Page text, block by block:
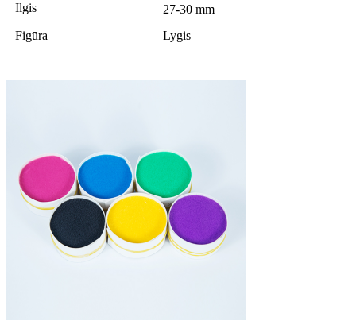
Ilgis
27-30 mm
Figūra
Lygis